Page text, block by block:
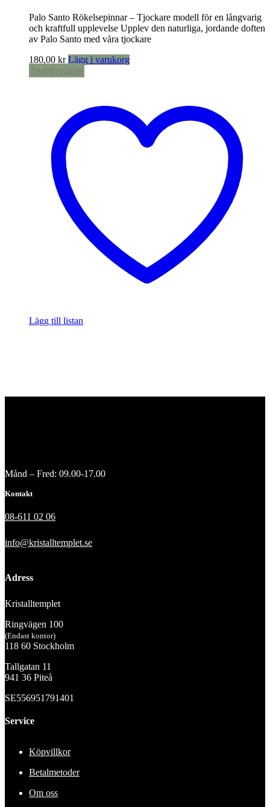
Palo Santo Rökelsepinnar – Tjockare modell för en långvarig
och kraftfull upplevelse Upplev den naturliga, jordande doften
av Palo Santo med våra tjockare
180,00 kr Lägg i varukorg
Snabbvisning
Lägg till listan
Månd – Fred: 09.00-17.00
Kontakt
08-611 02 06
info@kristalltemplet.se
Adress
Kristalltemplet
Ringvägen 100
(Endast kontor)
118 60 Stockholm
Tallgatan 11
941 36 Piteå
SE556951791401
Service
Köpvillkor
Betalmetoder
Om oss